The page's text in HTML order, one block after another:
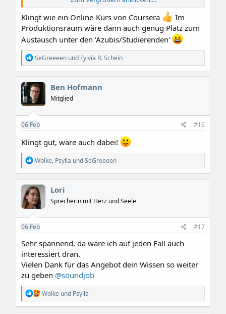
So, denke ich, kann auch wiederum jeder seiner eigenen
Lernkurve entsprechend vorankommen.
Klingt wie ein Online-Kurs von Coursera
Im
Produktionsraum wäre dann auch genug Platz zum
Austausch unter den 'Azubis/Studierenden'
R
e
a
k
t
i
o
n
e
n
SeGreeeen und Fylvia R. Schein
Ben Hofmann
Mitglied
06 Feb #16
Klingt gut, wäre auch dabei!
R
e
a
k
t
i
o
n
e
:
Wolke, Psylla undSeGreeeen
Lori
Sprecherin mit Herz und Seele
06 Feb #17
Sehr spannend, da wäre ich auf jeden Fall auch
interessiert dran.
Vielen Dank für das Angebot dein Wissen so weiter
zu geben @soundjob
R
e
a
Wolke und Psylla